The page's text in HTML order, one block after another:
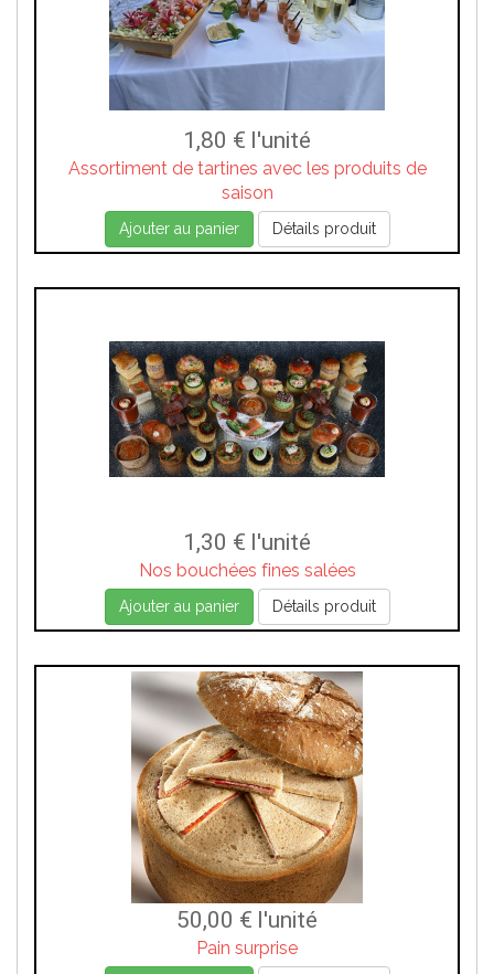
1,80 € l'unité
Assortiment de tartines avec les produits de
saison
Ajouter au panier Détails produit
1,30 € l'unité
Nos bouchées fines salées
Ajouter au panier Détails produit
50,00 € l'unité
Pain surprise